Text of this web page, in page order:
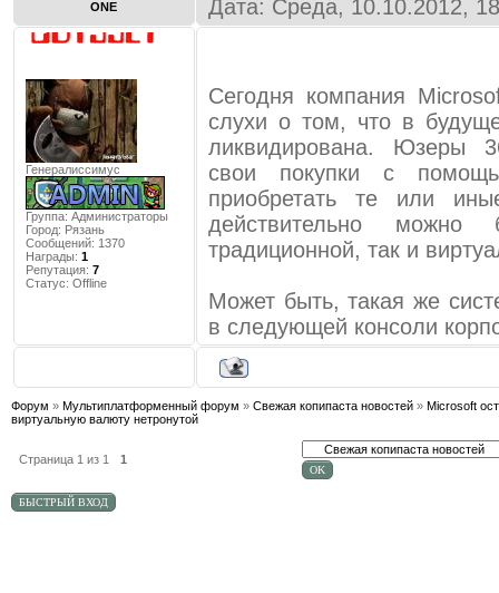
ONE Дата: Среда, 10.10.2012,
Генералиссимус
Группа: Администраторы
Город: Рязань
Сообщений: 1370
Награды: 1
Репутация: 7
Статус: Offline
Сегодня компания
слухи о том, что в
ликвидирована. Юзеры
свои покупки с
приобретать те или
действительно
традиционной, так и
Может быть, такая же
в следующей консоли
Форум » Мультиплатформенный форум » Свежая копипаста новостей » Microsoft
виртуальную валюту нетронутой
Страница 1 из 1 1